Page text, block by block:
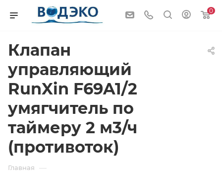
0
Клапан
управляющий
RunXin F69A1/2
умягчитель по
таймеру 2 м3/ч
(противоток)
Главная —